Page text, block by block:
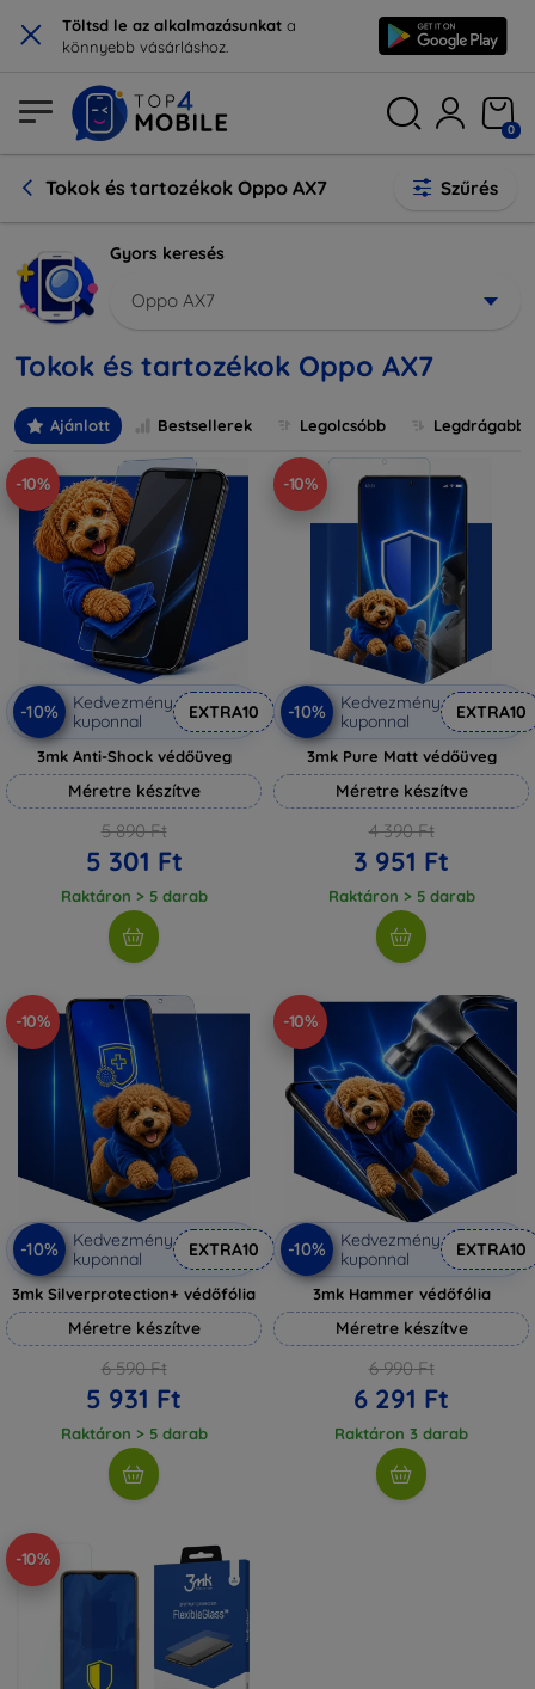
× Töltsd le az alkalmazásunkat a
könnyebb vásárláshoz.
0
Tokok és tartozékok Oppo AX7 Szűrés
Gyors keresés
Oppo AX7
Tokok és tartozékok Oppo AX7
Ajánlott Bestsellerek Legolcsóbb Legdrágabb
-10%
-10%
Kedvezmény
kuponnal
EXTRA10
3mk Anti-Shock védőüveg
Méretre készítve
5 890 Ft
5 301 Ft
Raktáron > 5 darab
-10%
-10%
Kedvezmény
kuponnal
EXTRA10
3mk Pure Matt védőüveg
Méretre készítve
4 390 Ft
3 951 Ft
Raktáron > 5 darab
-10%
-10%
Kedvezmény
kuponnal
EXTRA10
3mk Silverprotection+ védőfólia
Méretre készítve
6 590 Ft
5 931 Ft
Raktáron > 5 darab
-10%
-10%
Kedvezmény
kuponnal
EXTRA10
3mk Hammer védőfólia
Méretre készítve
6 990 Ft
6 291 Ft
Raktáron 3 darab
-10%